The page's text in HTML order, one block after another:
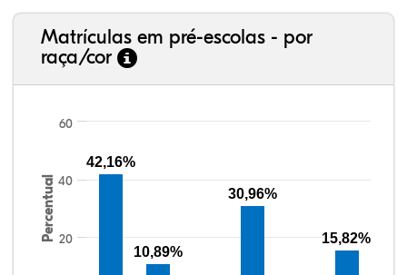
Matrículas em pré-escolas - por
raça/cor
Percentual 20
40
60
42,16%
10,89%
30,96%
15,82%